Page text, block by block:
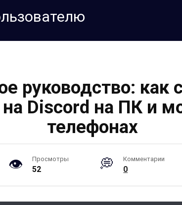
руководство: как
Discord на ПК и
телефонах
Просмотры
52
Комментарии
0